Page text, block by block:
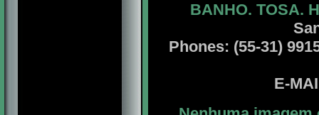
BANHO. TOSA.
Phones: (55-31)
E-